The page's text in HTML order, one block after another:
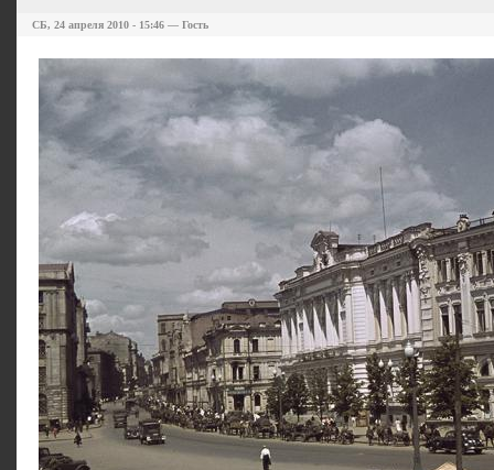
СБ, 24 апреля 2010 - 15:46 — Гость